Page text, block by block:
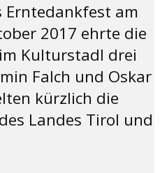
Erntedankfest am
2017 ehrte die
Kulturstadl drei
Falch und Oskar
kürzlich die
Landes Tirol und